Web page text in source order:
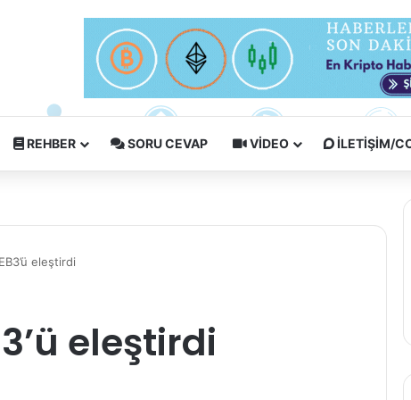
REHBER SORU CEVAP VIDEO İLETIŞIM/
eleştirdi
eleştirdi